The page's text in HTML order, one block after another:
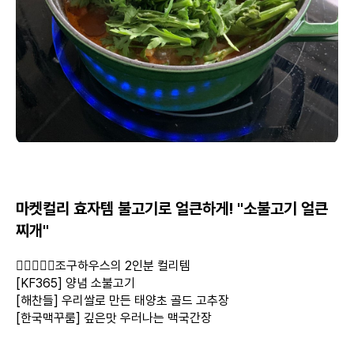
마켓컬리 효자템 불고기로 얼큰하게! "소불고기 얼큰
찌개"
👩🏻‍❤️‍👨🏻조구하우스의 2인분 컬리템
[KF365] 양념 소불고기
[해찬들] 우리쌀로 만든 태양초 골드 고추장
[한국맥꾸룸] 깊은맛 우러나는 맥국간장